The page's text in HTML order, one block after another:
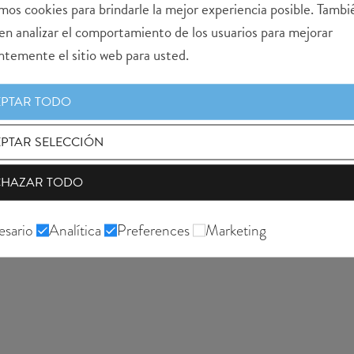
cookies para brindarle la mejor experiencia posible.
analizar el comportamiento de los usuarios para mejorar
el sitio web para usted.
TODO
SELECCIÓN
TODO
Analítica Preferences Marketing